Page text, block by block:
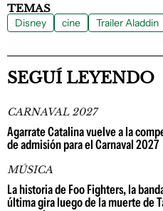
TEMAS
Disney cine Trailer Aladdin
SEGUÍ LEYENDO
CARNAVAL 2027
Agarrate Catalina vuelve a la
de admisión para el Carnaval 2027
MÚSICA
La historia de Foo Fighters, la
última gira luego de la muerte de